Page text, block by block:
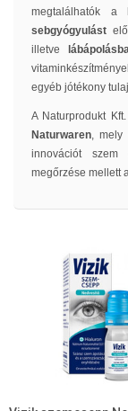
megtalálhatók a
sebgyógyulást
illetve
egyéb jótékony
A Naturprodukt
Naturwaren ,
innovációt szem
megőrzése mellett